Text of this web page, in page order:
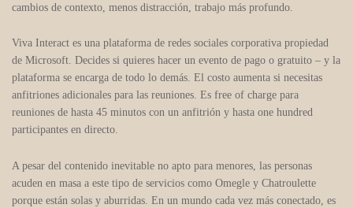
cambios de contexto, menos distracción, trabajo más profundo.
Viva Interact es una plataforma de redes sociales corporativa propiedad
de Microsoft. Decides si quieres hacer un evento de pago o gratuito – y la
plataforma se encarga de todo lo demás. El costo aumenta si necesitas
anfitriones adicionales para las reuniones. Es free of charge para
reuniones de hasta 45 minutos con un anfitrión y hasta one hundred
participantes en directo.
A pesar del contenido inevitable no apto para menores, las personas
acuden en masa a este tipo de servicios como Omegle y Chatroulette
porque están solas y aburridas. En un mundo cada vez más conectado, es